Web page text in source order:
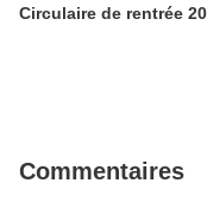
Circulaire de rentrée
Commentaires